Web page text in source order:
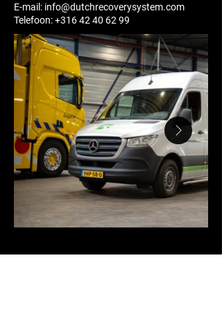
E-mail: info@dutchrecoverysystem.com
Telefoon:+316 42 40 62 99